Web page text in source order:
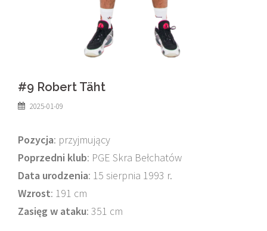
#9 Robert Täht
2025-01-09
Pozycja: przyjmujący
Poprzedni klub: PGE Skra Bełchatów
Data urodzenia: 15 sierpnia 1993 r.
Wzrost: 191 cm
Zasięg w ataku: 351 cm